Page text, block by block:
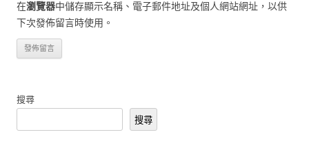
在瀏覽器中儲存顯示名稱、電子郵件地址及個人網站網址，以供
下次發佈留言時使用。
搜尋
搜尋